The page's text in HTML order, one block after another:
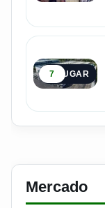
5º LUGAR
7
Mercado